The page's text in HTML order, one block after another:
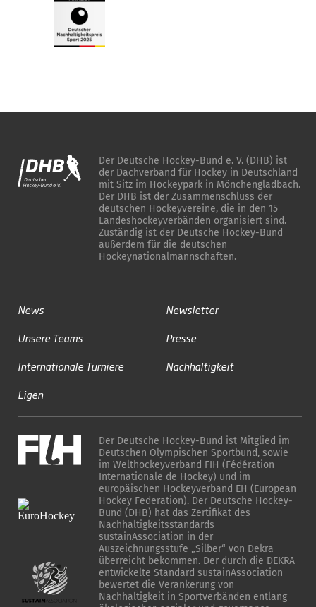
Der Deutsche Hockey-Bund e. V. (DHB) ist
der Dachverband für Hockey in Deutschland
mit Sitz im Hockeypark in Mönchengladbach.
Der DHB ist der Zusammenschluss der
deutschen Hockeyvereine, die in den 15
Landeshockeyverbänden organisiert sind.
Zuständig ist der Deutsche Hockey-Bund
außerdem für die deutschen
Hockeynationalmannschaften.
News
Unsere Teams
Internationale Turniere
Ligen
Newsletter
Presse
Nachhaltigkeit
Der Deutsche Hockey-Bund ist Mitglied im
Deutschen Olympischen Sportbund, sowie
im Welthockeyverband FIH (Fédération
Internationale de Hockey) und im
europäischen Hockeyverband EH (European
Hockey Federation). Der Deutsche Hockey-
Bund (DHB) hat das Zertifikat des
Nachhaltigkeitsstandards
sustainAssociation in der
Auszeichnungsstufe „Silber“ von Dekra
überreicht bekommen. Der durch die DEKRA
entwickelte Standard sustainAssociation
bewertet die Verankerung von
Nachhaltigkeit in Sportverbänden entlang